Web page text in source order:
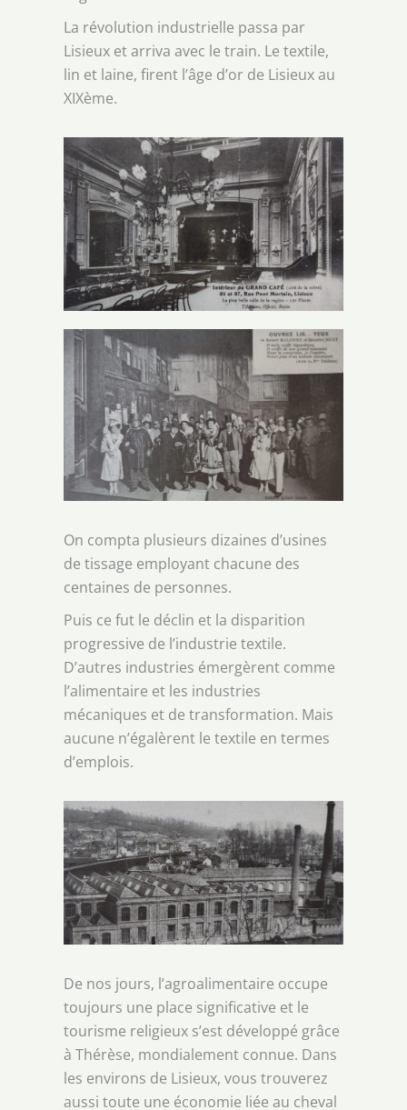
La révolution industrielle passa par
Lisieux et arriva avec le train. Le textile,
lin et laine, firent l’âge d’or de Lisieux au
XIXème.
On compta plusieurs dizaines d’usines
de tissage employant chacune des
centaines de personnes.
Puis ce fut le déclin et la disparition
progressive de l’industrie textile.
D’autres industries émergèrent comme
l’alimentaire et les industries
mécaniques et de transformation. Mais
aucune n’égalèrent le textile en termes
d’emplois.
De nos jours, l’agroalimentaire occupe
toujours une place significative et le
tourisme religieux s’est développé grâce
à Thérèse, mondialement connue. Dans
les environs de Lisieux, vous trouverez
aussi toute une économie liée au cheval